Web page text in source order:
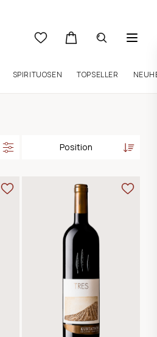
SPIRITUOSEN TOPSELLER